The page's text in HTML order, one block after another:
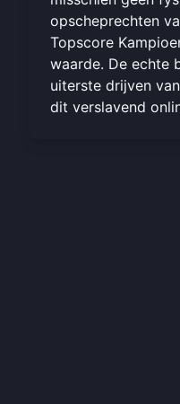
opscheprechten
Topscore
waarde. De echte
uiterste drijven
dit verslavend